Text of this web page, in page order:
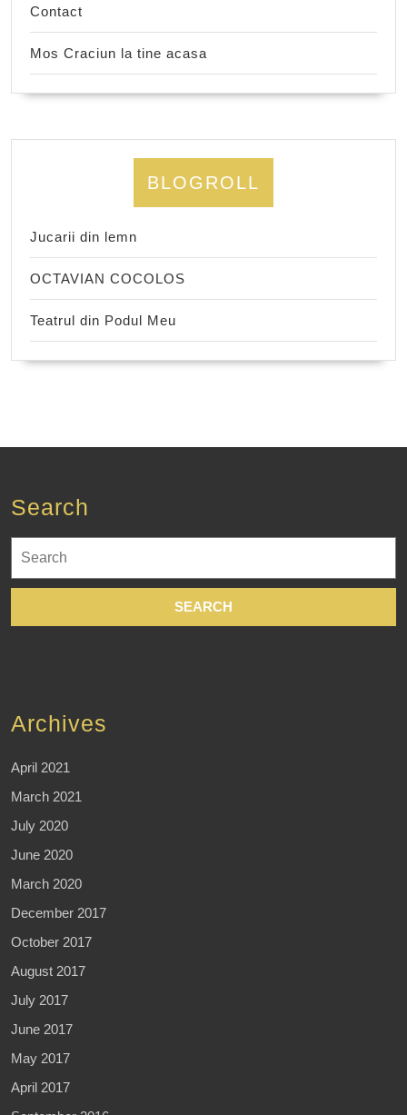
Contact
Mos Craciun la tine acasa
BLOGROLL
Jucarii din lemn
OCTAVIAN COCOLOS
Teatrul din Podul Meu
Search
for:
Archives
April 2021
March 2021
July 2020
June 2020
March 2020
December 2017
October 2017
August 2017
July 2017
June 2017
May 2017
April 2017